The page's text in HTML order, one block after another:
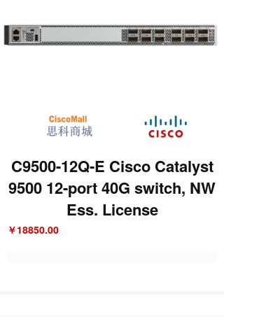
C9500-12Q-E Cisco Catalyst
9500 12-port 40G switch, NW
Ess. License
￥18850.00